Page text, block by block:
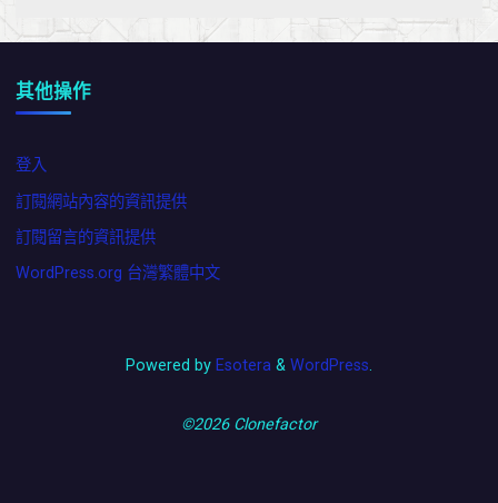
其他操作
登入
訂閱網站內容的資訊提供
訂閱留言的資訊提供
WordPress.org 台灣繁體中文
Powered by Esotera & WordPress.
©2026 Clonefactor